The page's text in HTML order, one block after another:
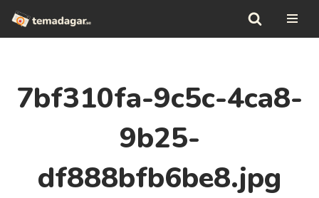
Hoppa
7bf310fa-9c5c-4ca8-
9b25-
df888bfb6be8.jpg